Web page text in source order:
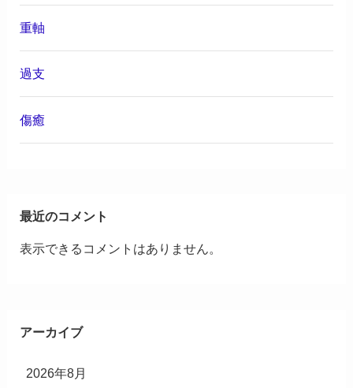
重軸
過支
傷癒
最近のコメント
表示できるコメントはありません。
アーカイブ
2026年8月